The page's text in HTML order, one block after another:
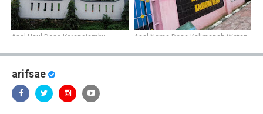
Asal Usul Desa Karangjambu Asal Nama Desa Kalimanah Wetan
arifsae